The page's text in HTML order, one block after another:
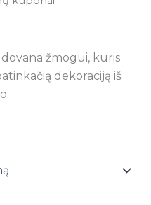
žmogui, kuris
dekoraciją iš